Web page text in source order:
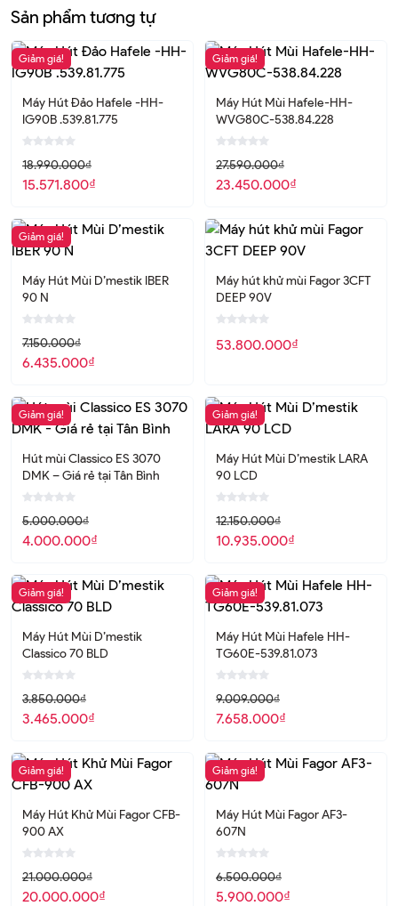
MÁY HÚT MÙI ĐẢO BOSCH HMH.DIB98JQ50B
Series 6
Máy Hút Mùi Âm Tủ BOSCH HMH.DFS097K51
Series 8
Máy Hút Mùi Âm Tủ BOSCH HMH.DFM063W56B
Serie 2
Series 4
Máy hút mùi D’mestik ES4970 DMK (màu trắng)
Máy hút mùi D’mestik TL4870 DMK
trình khuyến mãi quý khách hàng có thể truy cập ngay với
chúng để nhận ưu đãi và các thông tin sản phẩm mới nhất
Thông tin sản phẩm và ưu đãi Đặc Biệt mới nhất
CẬP NHẬT SẢN PHẨM MỚI NHẤT
Sản phẩm tương tự
Giảm giá!
Máy Hút Đảo Hafele -HH-
IG90B .539.81.775
18.990.000₫
15.571.800₫
Giảm giá!
Máy Hút Mùi Hafele-HH-
WVG80C-538.84.228
27.590.000₫
23.450.000₫
Giảm giá!
Máy Hút Mùi D’mestik IBER
90 N
7.150.000₫
6.435.000₫
Máy hút khử mùi Fagor 3CFT
DEEP 90V
53.800.000₫
Giảm giá!
Hút mùi Classico ES 3070
DMK – Giá rẻ tại Tân Bình
5.000.000₫
4.000.000₫
Giảm giá!
Máy Hút Mùi D’mestik LARA
90 LCD​
12.150.000₫
10.935.000₫
Giảm giá!
Máy Hút Mùi D’mestik
Classico 70 BLD
3.850.000₫
3.465.000₫
Giảm giá!
Máy Hút Mùi Hafele HH-
TG60E-539.81.073
9.009.000₫
7.658.000₫
Giảm giá!
Máy Hút Khử Mùi Fagor CFB-
900 AX
21.000.000₫
20.000.000₫
Giảm giá!
Máy Hút Mùi Fagor AF3-
607N
6.500.000₫
5.900.000₫